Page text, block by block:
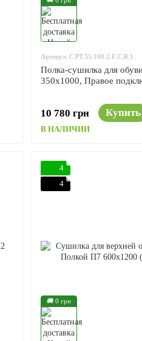
Артикул: C.PT.35.100.2.E.C.R.1
Полка-сушилка для
350x1000, Правое
10 780 грн Купить
В НАЛИЧИИ
🚚 0 грн
4
4